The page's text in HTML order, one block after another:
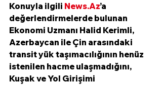
Konuyla ilgili News.Az’a
değerlendirmelerde bulunan
Ekonomi Uzmanı Halid Kerimli,
Azerbaycan ile Çin arasındaki
transit yük taşımacılığının henüz
istenilen hacme ulaşmadığını,
Kuşak ve Yol Girişimi